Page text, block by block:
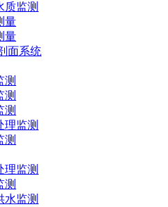
质监测
量
量
面系统
测
测
测
理监测
测
理监测
测
水监测